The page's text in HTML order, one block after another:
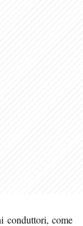
conduttori, come